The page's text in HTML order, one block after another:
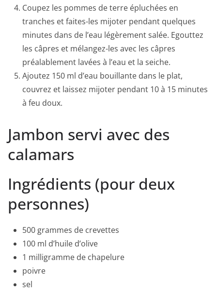
Coupez les pommes de terre épluchées en
tranches et faites-les mijoter pendant quelques
minutes dans de l’eau légèrement salée. Egouttez
les câpres et mélangez-les avec les câpres
préalablement lavées à l’eau et la seiche.
Ajoutez 150 ml d’eau bouillante dans le plat,
couvrez et laissez mijoter pendant 10 à 15 minutes
à feu doux.
Jambon servi avec des
calamars
Ingrédients (pour deux
personnes)
500 grammes de crevettes
100 ml d’huile d’olive
1 milligramme de chapelure
poivre
sel